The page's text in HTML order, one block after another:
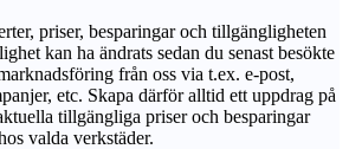
priser, besparingar och tillgängligheten
kan ha ändrats sedan du senast besökte
från oss via t.ex. e-post,
etc. Skapa därför alltid ett uppdrag på
tillgängliga priser och besparingar
valda verkstäder.